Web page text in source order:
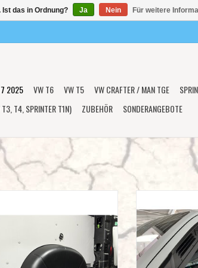
2025 VW T6 VW T5 VW CRAFTER / MAN TGE
T4, SPRINTER T1N) ZUBEHÖR SONDERANGEBOTE
(ab 2024) & VW T7 /Typ
V710(NRN/NXN)
ZUM WARENKORB HINZUFÜGEN
Ford Tourneo
10/2023 & VW
ZUM
das in Ordnung? Ja Nein Für weitere